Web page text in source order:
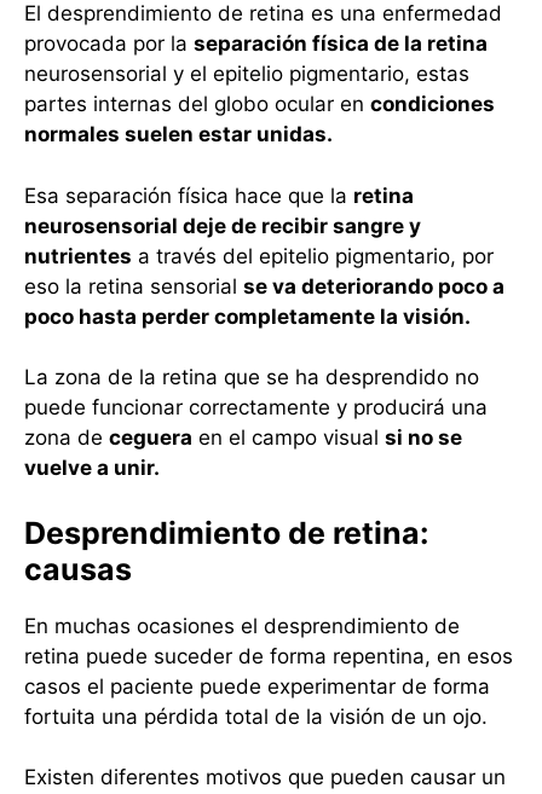
El desprendimiento de retina es una enfermedad
provocada por la separación física de la retina
neurosensorial y el epitelio pigmentario, estas
partes internas del globo ocular en condiciones
normales suelen estar unidas.
Esa separación física hace que la retina
neurosensorial deje de recibir sangre y
nutrientes a través del epitelio pigmentario, por
eso la retina sensorial se va deteriorando poco a
poco hasta perder completamente la visión.
La zona de la retina que se ha desprendido no
puede funcionar correctamente y producirá una
zona de ceguera en el campo visual si no se
vuelve a unir.
Desprendimiento de retina:
causas
En muchas ocasiones el desprendimiento de
retina puede suceder de forma repentina, en esos
casos el paciente puede experimentar de forma
fortuita una pérdida total de la visión de un ojo.
Existen diferentes motivos que pueden causar un